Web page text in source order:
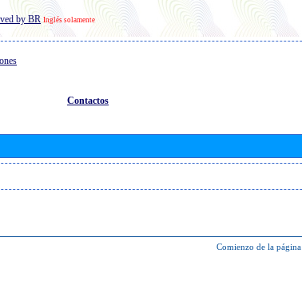
by BR Inglés solamente
Contactos
Comienzo de la página